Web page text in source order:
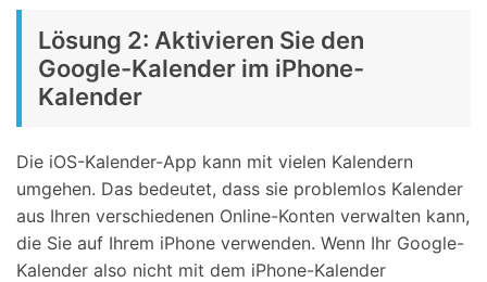
Lösung 2: Aktivieren Sie den
Google-Kalender im iPhone-
Kalender
Die iOS-Kalender-App kann mit vielen Kalendern
umgehen. Das bedeutet, dass sie problemlos Kalender
aus Ihren verschiedenen Online-Konten verwalten kann,
die Sie auf Ihrem iPhone verwenden. Wenn Ihr Google-
Kalender also nicht mit dem iPhone-Kalender